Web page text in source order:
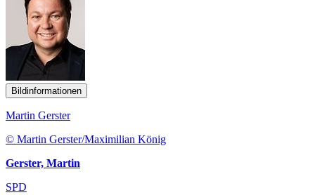
Bildinformationen
Martin Gerster
© Martin Gerster/Maximilian König
Gerster, Martin
SPD